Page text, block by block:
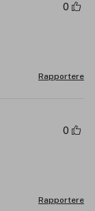
0
Rapportere
0
Rapportere